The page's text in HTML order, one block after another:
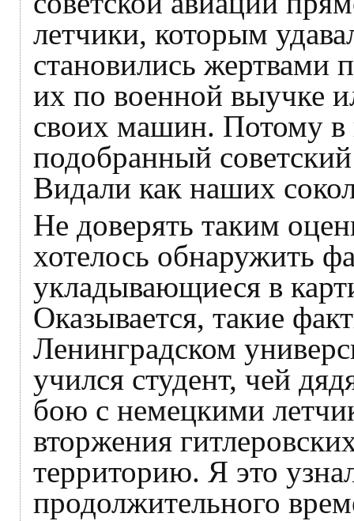
летчики, которым
становились жертвами
их по военной выучке
своих машин. Потому в
подобранный
Видали как наших
Не доверять таким
хотелось обнаружить
укладывающиеся в
Оказывается, такие
Ленинградском
учился студент, чей
бою с немецкими
вторжения
территорию. Я это
продолжительного